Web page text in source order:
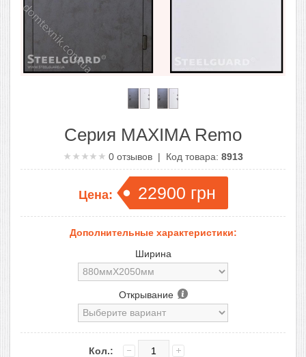
Серия MAXIMA Remo
0отзывов | Код товара: 8913
Цена: 22900 грн
Дополнительные характеристики:
Ширина
Открывание
Кол.: